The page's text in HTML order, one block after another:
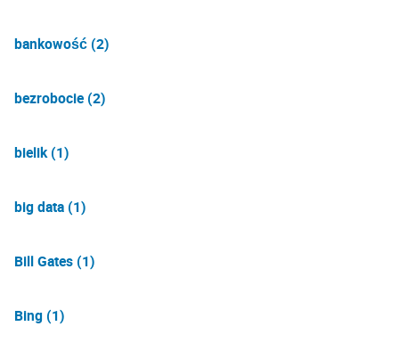
bankowość (2)
bezrobocie (2)
bielik (1)
big data (1)
Bill Gates (1)
Bing (1)